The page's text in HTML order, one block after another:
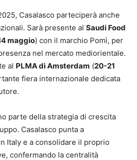
Casalasco parteciperà anche
Sarà presente al Saudi Food
maggio) con il marchio Pomì, per
nel mercato mediorientale.
al PLMA di Amsterdam (20-21
fiera internazionale dedicata
parte della strategia di crescita
Casalasco punta a
Italy e a consolidare il proprio
confermando la centralità